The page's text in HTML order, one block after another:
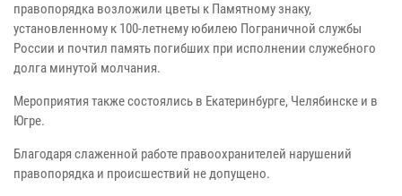
правопорядка возложили цветы к Памятному знаку,
установленному к 100-летнему юбилею Пограничной службы
России и почтил память погибших при исполнении служебного
долга минутой молчания.
Мероприятия также состоялись в Екатеринбурге, Челябинске и в
Югре.
Благодаря слаженной работе правоохранителей нарушений
правопорядка и происшествий не допущено.